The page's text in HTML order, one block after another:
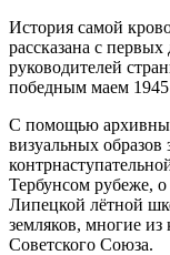
История самой
рассказана с
руководителей
победным маем 1945
С помощью
визуальных образов
Тербунсом рубеже,
Липецкой лётной
земляков, многие
Советского Союза.